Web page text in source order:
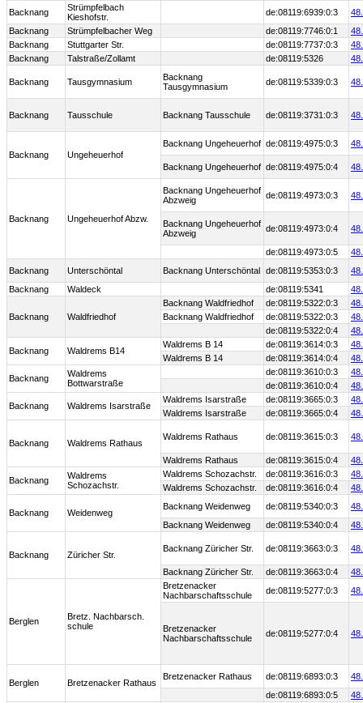
Backnang
Strümpfelbach
Kieshofstr.
de:08119:6939:0:3
Backnang
Strümpfelbacher Weg de:08119:7746:0:1
Backnang
Stuttgarter Str. de:08119:7737:0:3
Backnang
Talstraße/Zollamt de:08119:5326
Backnang Tausgymnasium
Backnang
Tausgymnasium
de:08119:5339:0:3
Backnang Tausschule Backnang Tausschule de:08119:3731:0:3
Backnang Ungeheuerhof
Backnang Ungeheuerhof de:08119:4975:0:3
Backnang Ungeheuerhof de:08119:4975:0:4
Backnang Ungeheuerhof Abzw.
Backnang Ungeheuerhof
Abzweig
de:08119:4973:0:3
Backnang Ungeheuerhof
Abzweig
de:08119:4973:0:4
de:08119:4973:0:5
Backnang
Unterschöntal Backnang Unterschöntal de:08119:5353:0:3
Backnang
Waldeck de:08119:5341
Backnang Waldfriedhof
Backnang Waldfriedhof de:08119:5322:0:3
Backnang Waldfriedhof
de:08119:5322:0:3
de:08119:5322:0:4
Backnang Waldrems B14
Waldrems B 14 de:08119:3614:0:3
Waldrems B 14
de:08119:3614:0:4
Backnang
Waldrems
Bottwarstraße
de:08119:3610:0:3
de:08119:3610:0:4
Backnang Waldrems Isarstraße
Waldrems Isarstraße de:08119:3665:0:3
Waldrems Isarstraße
de:08119:3665:0:4
Backnang Waldrems Rathaus
Waldrems Rathaus de:08119:3615:0:3
Waldrems Rathaus de:08119:3615:0:4
Backnang
Waldrems
Schozachstr.
Waldrems Schozachstr. de:08119:3616:0:3
Waldrems Schozachstr.
de:08119:3616:0:4
Backnang Weidenweg
Backnang Weidenweg de:08119:5340:0:3
Backnang Weidenweg
de:08119:5340:0:4
Backnang Züricher Str.
Backnang Züricher Str. de:08119:3663:0:3
Backnang Züricher Str. de:08119:3663:0:4
Berglen
Bretz. Nachbarsch.
schule
Bretzenacker
Nachbarschaftsschule
de:08119:5277:0:3
Bretzenacker
Nachbarschaftsschule
de:08119:5277:0:4
Berglen Bretzenacker Rathaus
Bretzenacker Rathaus de:08119:6893:0:3
de:08119:6893:0:5